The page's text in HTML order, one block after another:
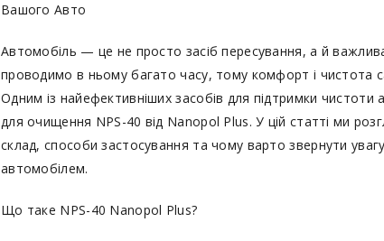
Вашого Авто
Автомобіль — це не просто засіб пересування, а й
проводимо в ньому багато часу, тому комфорт і чистота
Одним із найефективніших засобів для підтримки
для очищення NPS-40 від Nanopol Plus. У цій статті ми
склад, способи застосування та чому варто звернути
автомобілем.
Що таке NPS-40 Nanopol Plus?